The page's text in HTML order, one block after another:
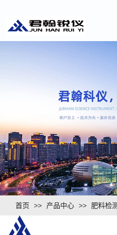
首页 >> 产品中心 >> 肥料检